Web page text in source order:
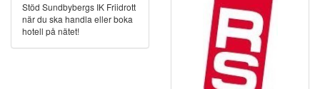
Stöd Sundbybergs IK Friidrott
när du ska handla eller boka
hotell på nätet!